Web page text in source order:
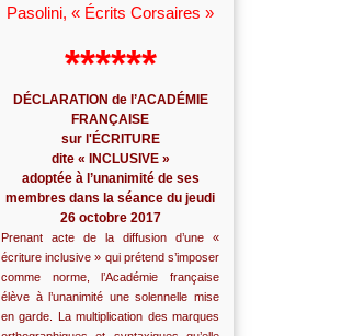
Pasolini, « Écrits Corsaires »
******
DÉCLARATION de l’ACADÉMIE
FRANÇAISE
sur l'ÉCRITURE
dite « INCLUSIVE »
adoptée à l’unanimité de ses
membres dans la séance du jeudi
26 octobre 2017
Prenant acte de la diffusion d’une «
écriture inclusive » qui prétend s’imposer
comme norme, l’Académie française
élève à l’unanimité une solennelle mise
en garde. La multiplication des marques